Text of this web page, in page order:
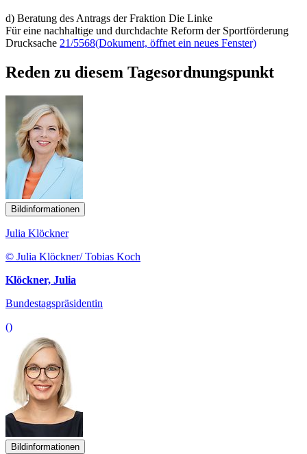
d) Beratung des Antrags der Fraktion Die Linke
Für eine nachhaltige und durchdachte Reform der Sportförderung
Drucksache 21/5568(Dokument, öffnet ein neues Fenster)
Reden zu diesem Tagesordnungspunkt
Bildinformationen
Julia Klöckner
© Julia Klöckner/ Tobias Koch
Klöckner, Julia
Bundestagspräsidentin
()
Bildinformationen